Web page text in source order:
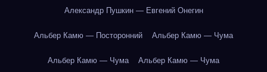
Александр Пушкин — Евгений Онегин
Альбер Камю — Посторонний Альбер Камю — Чума
Альбер Камю — Чума Альбер Камю — Чума